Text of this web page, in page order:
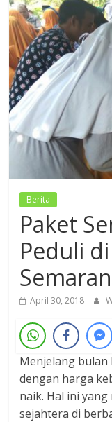
Dzikir,
Fikir,
Ikhtiar
Berita
Paket
Peduli
April 30, 2018
Menjelang bulan
dengan harga
naik. Hal ini
sejahtera di